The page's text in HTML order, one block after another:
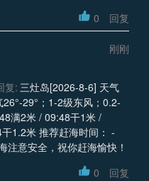
0 回复
刚刚
复: 三灶岛[2026-8-6] 天气
29°；1-2级东风；0.2-
满2米 / 09:48干1米 /
1.2米 推荐赶海时间： -
注意安全，祝你赶海愉快！
0 回复